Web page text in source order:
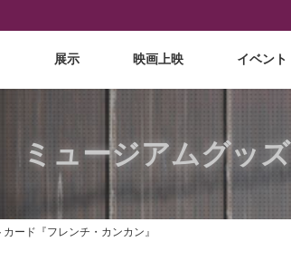
展示 映画上映 イベント
ミュージアムグッズ
ード『フレンチ・カンカン』